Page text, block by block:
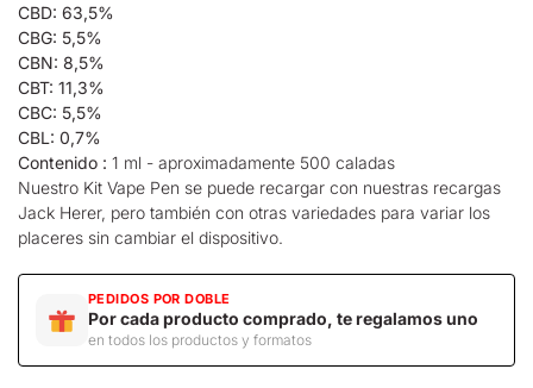
CBD: 63,5%
CBG: 5,5%
CBN: 8,5%
CBT: 11,3%
CBC: 5,5%
CBL: 0,7%
Contenido : 1 ml - aproximadamente 500 caladas
Nuestro Kit Vape Pen se puede recargar con nuestras recargas
Jack Herer, pero también con otras variedades para variar los
placeres sin cambiar el dispositivo.
PEDIDOS POR DOBLE
Por cada producto comprado, te regalamos uno
en todos los productos y formatos